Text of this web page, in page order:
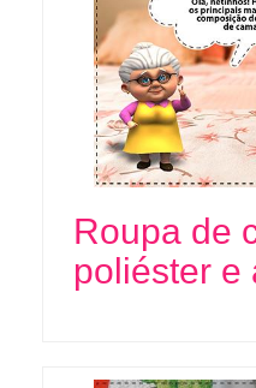
Roupa de
poliéster e